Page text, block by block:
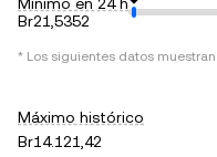
Br21,5352
* Los siguientes datos
Máximo histórico
Br14.121,42